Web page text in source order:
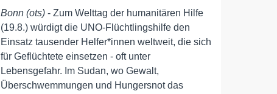
Bonn (ots) - Zum Welttag der humanitären Hilfe
(19.8.) würdigt die UNO-Flüchtlingshilfe den
Einsatz tausender Helfer*innen weltweit, die sich
für Geflüchtete einsetzen - oft unter
Lebensgefahr. Im Sudan, wo Gewalt,
Überschwemmungen und Hungersnot das